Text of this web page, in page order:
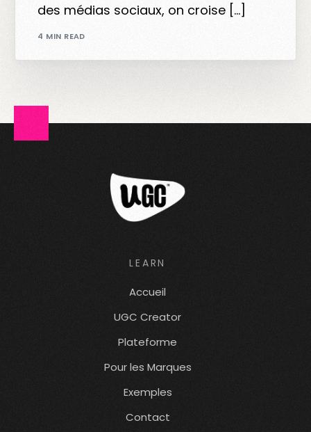
des médias sociaux, on croise […]
4 MIN READ
LEARN
Accueil
UGC Creator
Plateforme
Pour les Marques
Exemples
Contact